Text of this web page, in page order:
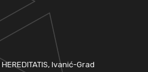
Ivanić-Grad